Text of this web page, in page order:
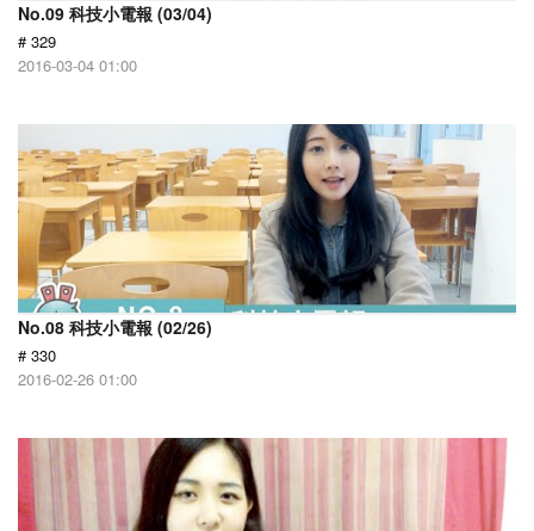
No.09 科技小電報 (03/04)
# 329
2016-03-04 01:00
No.08 科技小電報 (02/26)
# 330
2016-02-26 01:00